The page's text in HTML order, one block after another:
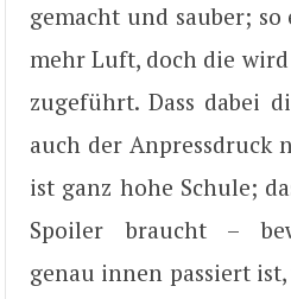
gemacht und sauber;
mehr Luft, doch die
zugeführt. Dass dabei
auch der Anpressdruck
ist ganz hohe Schule;
Spoiler braucht –
genau innen passiert